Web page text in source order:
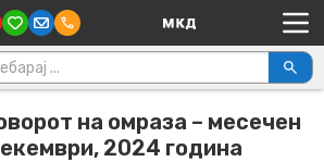
Main Navigation
за:
на омраза – месечен
2024 година